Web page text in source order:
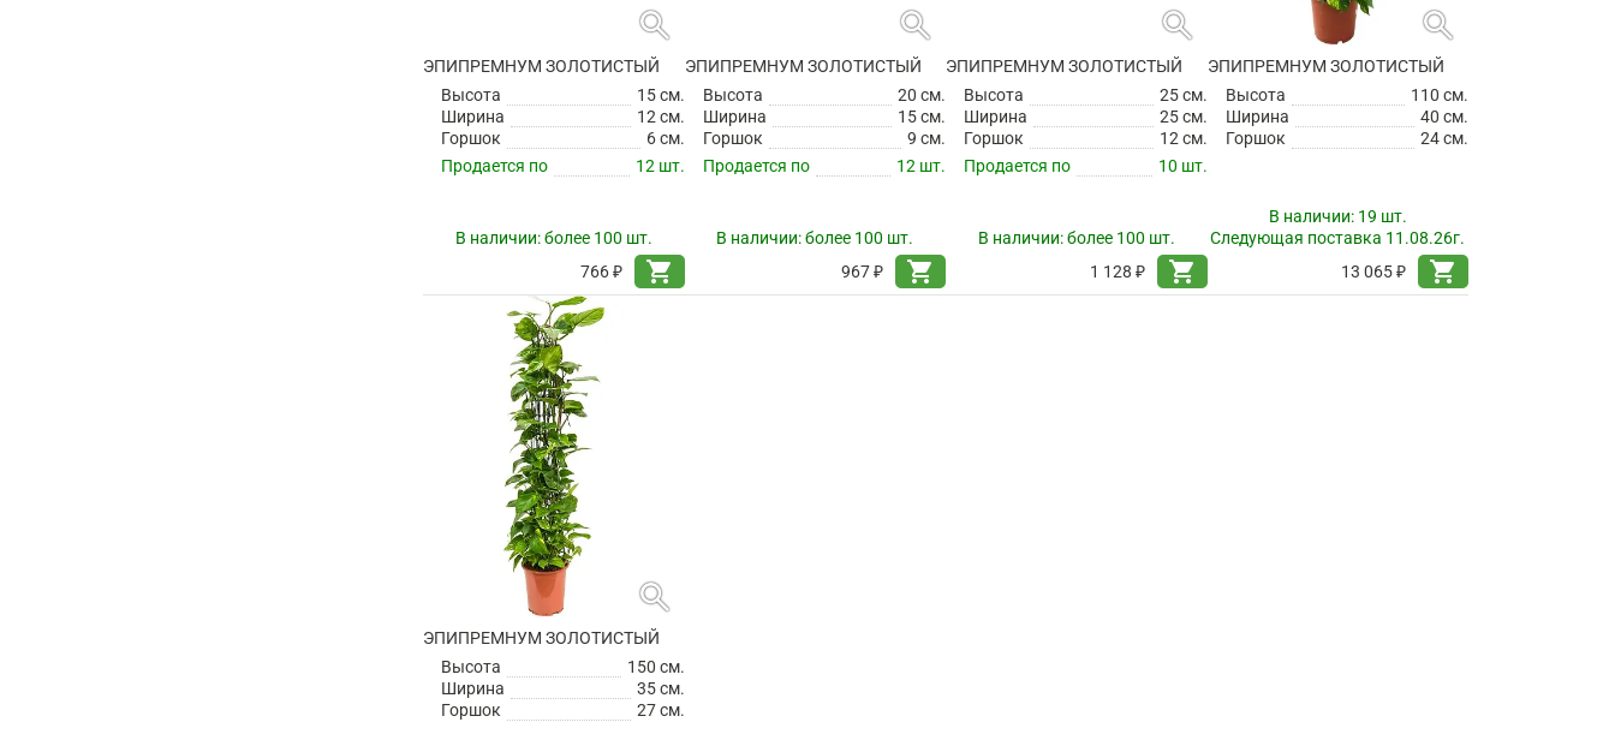
search
ЭПИПРЕМНУМ ЗОЛОТИСТЫЙ
Высота
15 см.
Ширина
12 см.
Горшок
6 см.
Продается по
12 шт.
В наличии:более 100 шт.
766 ₽
shopping_cart
search
ЭПИПРЕМНУМ ЗОЛОТИСТЫЙ
Высота
20 см.
Ширина
15 см.
Горшок
9 см.
Продается по
12 шт.
В наличии:более 100 шт.
967 ₽
shopping_cart
search
ЭПИПРЕМНУМ ЗОЛОТИСТЫЙ
Высота
25 см.
Ширина
25 см.
Горшок
12 см.
Продается по
10 шт.
В наличии:более 100 шт.
1 128 ₽
shopping_cart
search
ЭПИПРЕМНУМ ЗОЛОТИСТЫЙ
Высота
110 см.
Ширина
40 см.
Горшок
24 см.
В наличии: 19 шт.
Следующая поставка 11.08.26г.
13 065 ₽
shopping_cart
search
ЭПИПРЕМНУМ ЗОЛОТИСТЫЙ
Высота
150 см.
Ширина
35 см.
Горшок
27 см.